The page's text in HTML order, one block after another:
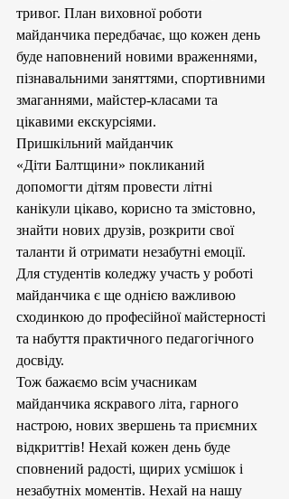
тривог. План виховної роботи
майданчика передбачає, що кожен день
буде наповнений новими враженнями,
пізнавальними заняттями, спортивними
змаганнями, майстер-класами та
цікавими екскурсіями.
Пришкільний майданчик
«Діти Балтщини» покликаний
допомогти дітям провести літні
канікули цікаво, корисно та змістовно,
знайти нових друзів, розкрити свої
таланти й отримати незабутні емоції.
Для студентів коледжу участь у роботі
майданчика є ще однією важливою
сходинкою до професійної майстерності
та набуття практичного педагогічного
досвіду.
Тож бажаємо всім учасникам
майданчика яскравого літа, гарного
настрою, нових звершень та приємних
відкриттів! Нехай кожен день буде
сповнений радості, щирих усмішок і
незабутніх моментів. Нехай на нашу